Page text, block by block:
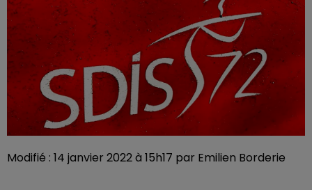
Modifié : 14 janvier 2022 à 15h17 par Emilien Borderie